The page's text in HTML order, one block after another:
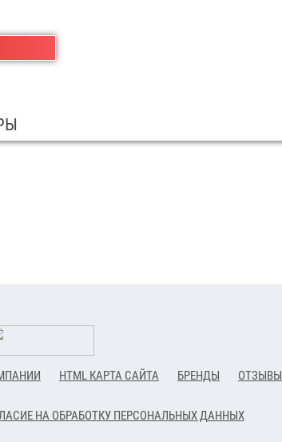
HTML КАРТА САЙТА БРЕНДЫ ОТЗЫВЫ
НА ОБРАБОТКУ ПЕРСОНАЛЬНЫХ ДАННЫХ